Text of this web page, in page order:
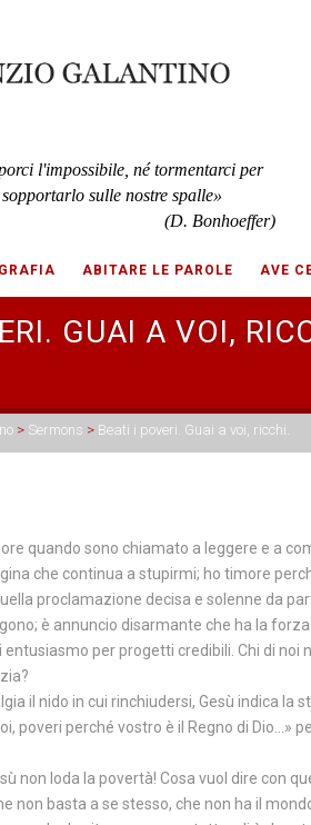
l'impossibile, né tormentarci per
sulle nostre spalle»
(D. Bonhoeffer)
ABITARE LE PAROLE AVE
GUAI A VOI,
> Sermons > Beati i poveri. Guai a voi, ricchi.
quando sono chiamato a leggere e a
che continua a stupirmi; ho timore
proclamazione decisa e solenne da
è annuncio disarmante che ha la
per progetti credibili. Chi di
il nido in cui rinchiudersi, Gesù indica
poveri perché vostro è il Regno di Dio…»
non loda la povertà! Cosa vuol dire con
non basta a se stesso, che non ha il